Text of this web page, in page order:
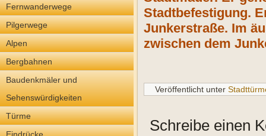
Fernwanderwege
Pilgerwege
Alpen
Bergbahnen
Baudenkmäler und
Sehenswürdigkeiten
Türme
Stadtbefestigung.
Junkerstraße. Im
zwischen dem
Veröffentlicht unter
Schreibe einen